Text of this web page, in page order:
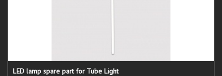
LED lamp spare part for Tube Light